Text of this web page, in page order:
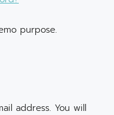
purpose.
address. You will